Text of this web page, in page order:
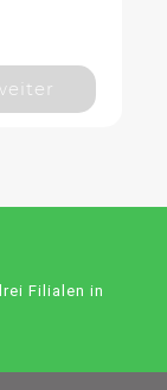
Filialen in